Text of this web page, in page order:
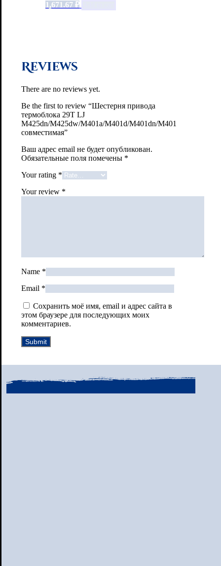
1,671.67 ₽
Reviews
There are no reviews yet.
Be the first to review “Шестерня привода
термоблока 29T LJ
M425dn/M425dw/M401a/M401d/M401dn/M401
совместимая”
Ваш адрес email не будет опубликован.
Обязательные поля помечены *
Your rating *
Your review *
Name *
Email *
Сохранить моё имя, email и адрес сайта в
этом браузере для последующих моих
комментариев.